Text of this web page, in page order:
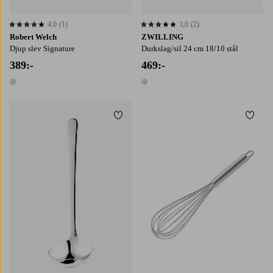
Robert Welch
Djup slev Signature
389:-
1 färg
4,0 baserat på 1 st betyg
4,0 (1)
ZWILLING
Durkslag/sil 24 cm 18/10 stål
469:-
1 färg
3,0 baserat på 2 st betyg
3,0 (2)
Lägg till i favoriter